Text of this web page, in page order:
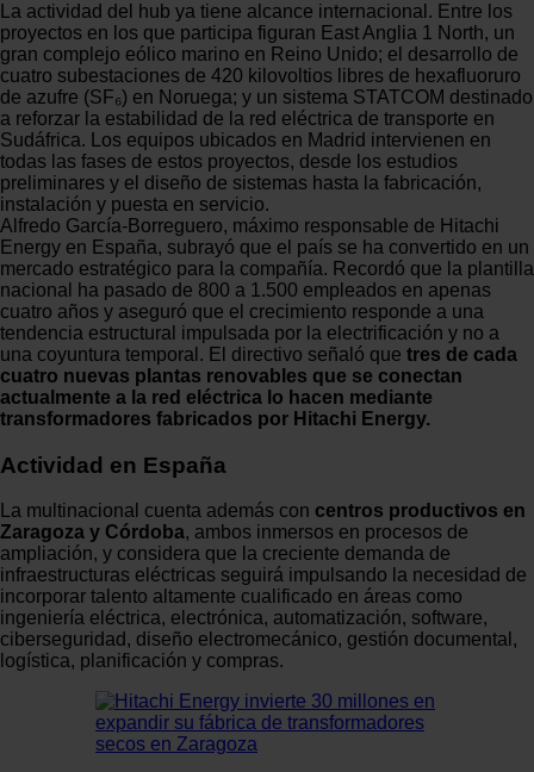
La actividad del hub ya tiene alcance internacional. Entre los
proyectos en los que participa figuran East Anglia 1 North, un
gran complejo eólico marino en Reino Unido; el desarrollo de
cuatro subestaciones de 420 kilovoltios libres de hexafluoruro
de azufre (SF₆) en Noruega; y un sistema STATCOM destinado
a reforzar la estabilidad de la red eléctrica de transporte en
Sudáfrica. Los equipos ubicados en Madrid intervienen en
todas las fases de estos proyectos, desde los estudios
preliminares y el diseño de sistemas hasta la fabricación,
instalación y puesta en servicio.
Alfredo García-Borreguero, máximo responsable de Hitachi
Energy en España, subrayó que el país se ha convertido en un
mercado estratégico para la compañía. Recordó que la plantilla
nacional ha pasado de 800 a 1.500 empleados en apenas
cuatro años y aseguró que el crecimiento responde a una
tendencia estructural impulsada por la electrificación y no a
una coyuntura temporal. El directivo señaló que tres de cada
cuatro nuevas plantas renovables que se conectan
actualmente a la red eléctrica lo hacen mediante
transformadores fabricados por Hitachi Energy.
Actividad en España
La multinacional cuenta además con centros productivos en
Zaragoza y Córdoba, ambos inmersos en procesos de
ampliación, y considera que la creciente demanda de
infraestructuras eléctricas seguirá impulsando la necesidad de
incorporar talento altamente cualificado en áreas como
ingeniería eléctrica, electrónica, automatización, software,
ciberseguridad, diseño electromecánico, gestión documental,
logística, planificación y compras.